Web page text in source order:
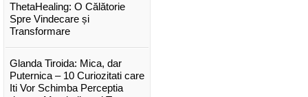
ThetaHealing: O Călătorie
Spre Vindecare și
Transformare
Glanda Tiroida: Mica, dar
Puternica – 10 Curiozitati care
Iti Vor Schimba Perceptia